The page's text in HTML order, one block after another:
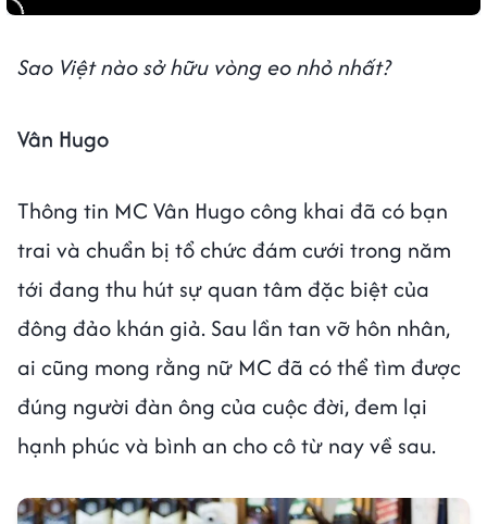
Sao Việt nào sở hữu vòng eo nhỏ nhất?
Vân Hugo
Thông tin MC Vân Hugo công khai đã có bạn
trai và chuẩn bị tổ chức đám cưới trong năm
tới đang thu hút sự quan tâm đặc biệt của
đông đảo khán giả. Sau lần tan vỡ hôn nhân,
ai cũng mong rằng nữ MC đã có thể tìm được
đúng người đàn ông của cuộc đời, đem lại
hạnh phúc và bình an cho cô từ nay về sau.